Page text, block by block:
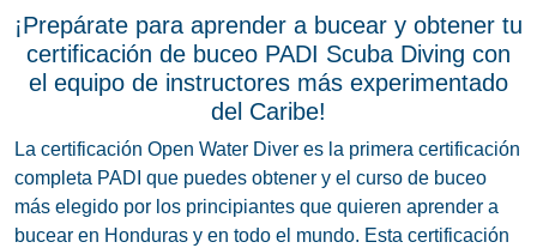
¡Prepárate para aprender a bucear y obtener tu
certificación de buceo PADI Scuba Diving con
el equipo de instructores más experimentado
del Caribe!
La certificación Open Water Diver es la primera certificación
completa PADI que puedes obtener y el curso de buceo
más elegido por los principiantes que quieren aprender a
bucear en Honduras y en todo el mundo. Esta certificación